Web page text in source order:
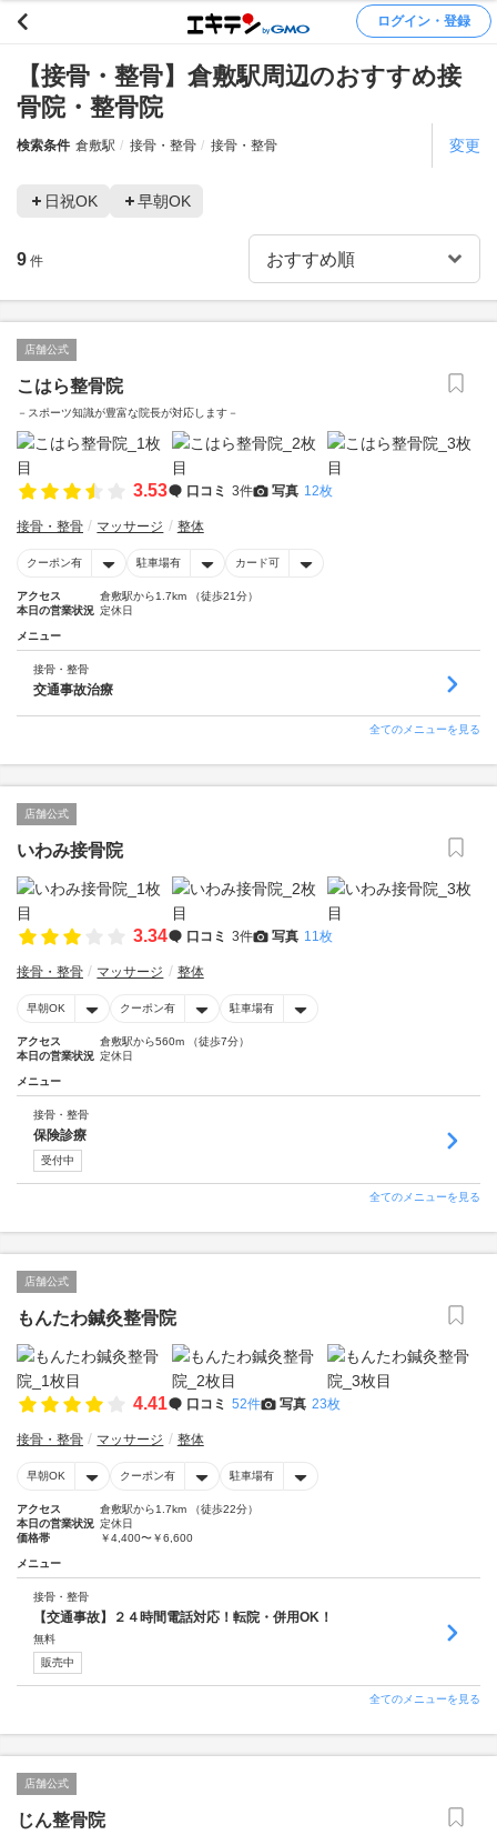
ログイン・登録
【接骨・整骨】倉敷駅周辺のおすすめ接
骨院・整骨院
検索条件 倉敷駅 接骨・整骨 接骨・整骨 変更
日祝OK 早朝OK
9 件
店舗公式
こはら整骨院
－スポーツ知識が豊富な院長が対応します－
3.53 口コミ 3件 写真 12枚
接骨・整骨 マッサージ 整体
クーポン有 駐車場有 カード可
アクセス
倉敷駅から1.7km （徒歩21分）
本日の営業状況 定休日
メニュー
接骨・整骨
交通事故治療
全てのメニューを見る
店舗公式
いわみ接骨院
3.34 口コミ 3件 写真 11枚
接骨・整骨 マッサージ 整体
早朝OK クーポン有 駐車場有
アクセス
倉敷駅から560m （徒歩7分）
本日の営業状況 定休日
メニュー
接骨・整骨
保険診療
受付中
全てのメニューを見る
店舗公式
もんたわ鍼灸整骨院
4.41 口コミ 52件 写真 23枚
接骨・整骨 マッサージ 整体
早朝OK クーポン有 駐車場有
アクセス
倉敷駅から1.7km （徒歩22分）
本日の営業状況 定休日
価格帯
￥4,400〜￥6,600
メニュー
接骨・整骨
【交通事故】２４時間電話対応！転院・併用OK！
無料
販売中
全てのメニューを見る
店舗公式
じん整骨院